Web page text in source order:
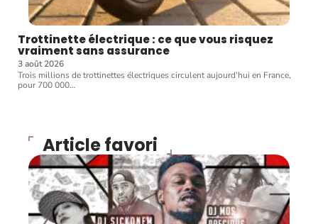
Trottinette électrique : ce que vous risquez
vraiment sans assurance
3 août 2026
Trois millions de trottinettes électriques circulent aujourd'hui en France,
pour 700 000…
Article favori